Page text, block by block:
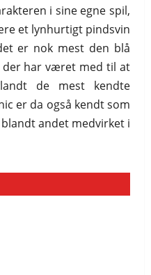
i sine egne spil,
et lynhurtigt pindsvin
er nok mest den blå
der har været med til at
de mest kendte
er da også kendt som
andet medvirket i